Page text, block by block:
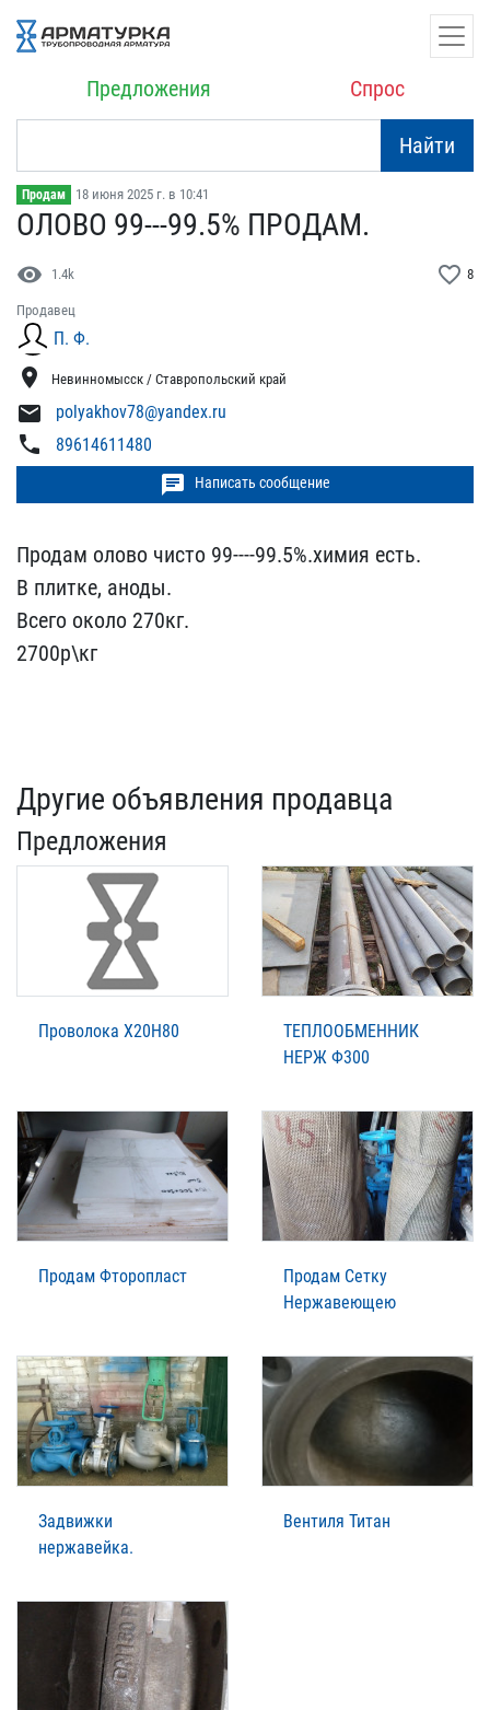
Предложения Спрос
Найти
Продам 18 июня 2025 г. в 10:41
ОЛОВО 99---99.5% ПРОДАМ.
visibility 1.4k favorite_border 8
Продавец
П. Ф.
location_on Невинномысск / Ставропольский край
mail polyakhov78@yandex.ru
phone 89614611480
chat Написать сообщение
Продам олово чисто 99---​-99.5%.химия есть.
В пли​тке, аноды.
Всего около ​270кг.
2700р\кг
Другие объявления продавца
Предложения
Проволока Х20Н80
ТЕПЛООБМЕННИК
НЕРЖ Ф300
Продам Фторопласт
Продам Сетку
Нержавеющею
Задвижки
нержавейка.
Вентиля Титан